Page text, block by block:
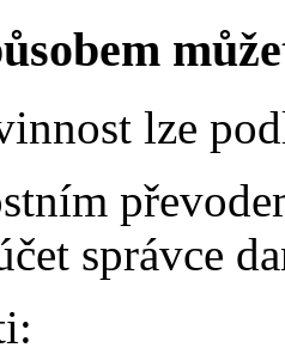
lze
správce